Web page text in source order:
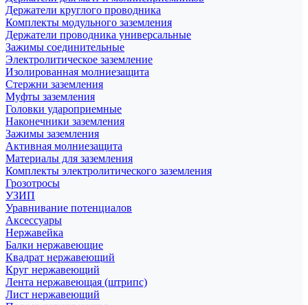
Держатели круглого проводника
Комплекты модульного заземления
Держатели проводника универсальные
Зажимы соединительные
Электролитическое заземление
Изолированная молниезащита
Стержни заземления
Муфты заземления
Головки удароприемные
Наконечники заземления
Зажимы заземления
Активная молниезащита
Материалы для заземления
Комплекты электролитического заземления
Грозотросы
УЗИП
Уравнивание потенциалов
Аксессуары
Нержавейка
Балки нержавеющие
Квадрат нержавеющий
Круг нержавеющий
Лента нержавеющая (штрипс)
Лист нержавеющий